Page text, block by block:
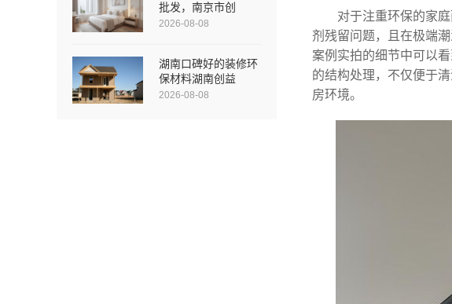
批发，南京市创
2026-08-08
湖南口碑好的装修环
保材料湖南创益
2026-08-08
对于注重环保的家
剂残留问题，且在极端
案例实拍的细节中可以
的结构处理，不仅便于
房环境。